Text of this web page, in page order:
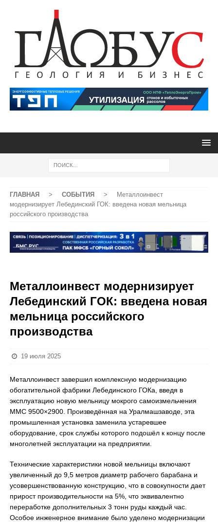
ГЛАВНАЯ > СОБЫТИЯ >
Металлоинвест
модернизирует Лебединский ГОК: введена новая мельница
российского производства
Металлоинвест модернизирует
Лебединский ГОК: введена новая
мельница российского
производства
19 июля 2025
Металлоинвест завершил комплексную модернизацию
обогатительной фабрики Лебединского ГОКа, введя в
эксплуатацию новую мельницу мокрого самоизмельчения
ММС 9500×2900. Произведённая на Уралмашзаводе, эта
промышленная установка заменила устаревшее
оборудование, срок службы которого подошёл к концу после
многолетней эксплуатации на предприятии.
Технические характеристики новой мельницы включают
увеличенный до 9,5 метров диаметр рабочего барабана и
усовершенствованную конструкцию, что в совокупности дает
прирост производительности на 5%, что эквивалентно
переработке дополнительных 3 тонн руды каждый час.
Особое инженерное внимание было уделено модернизации